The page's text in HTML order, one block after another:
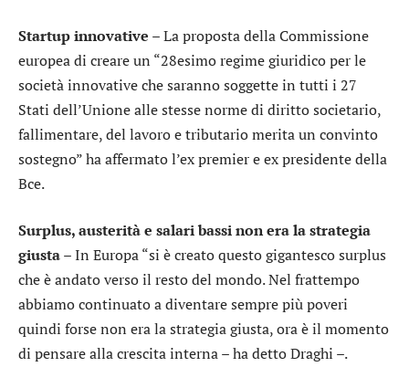
Startup innovative –La proposta della Commissione
europea di creare un “28esimo regime giuridico per le
società innovative che saranno soggette in tutti i 27
Stati dell’Unione alle stesse norme di diritto societario,
fallimentare, del lavoro e tributario merita un convinto
sostegno” ha affermato l’ex premier e ex presidente della
Bce.
Surplus, austerità e salari bassi non era la strategia
giusta –In Europa “si è creato questo gigantesco surplus
che è andato verso il resto del mondo. Nel frattempo
abbiamo continuato a diventare sempre più poveri
quindi forse non era la strategia giusta, ora è il momento
di pensare alla crescita interna – ha detto Draghi –.